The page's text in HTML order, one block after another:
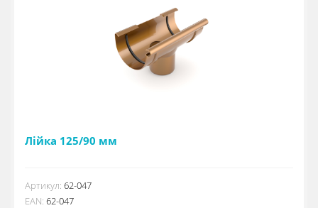
Лійка 125/90 мм
Артикул: 62-047
EAN: 62-047